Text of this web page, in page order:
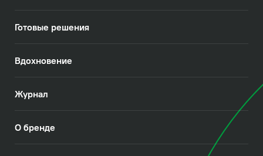
Готовые решения
Вдохновение
Журнал
О бренде